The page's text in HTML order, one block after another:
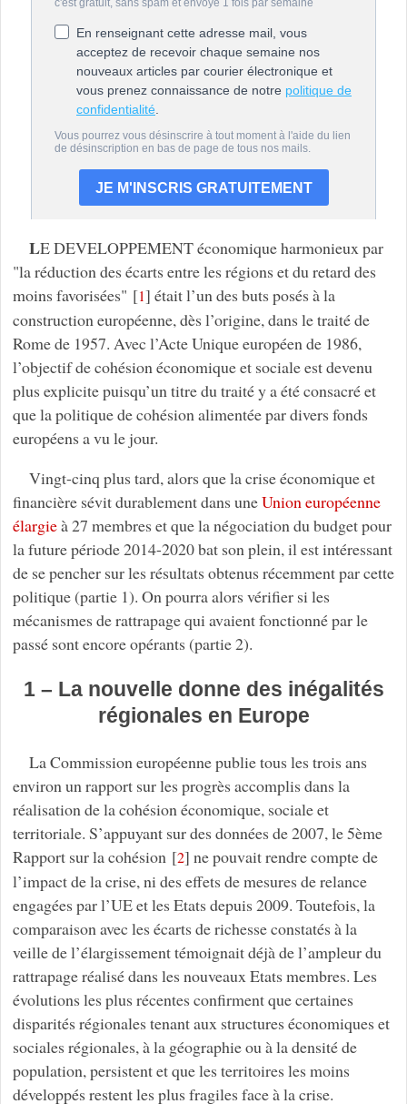
LE DEVELOPPEMENT économique harmonieux par
"la réduction des écarts entre les régions et du retard des
moins favorisées" [1] était l’un des buts posés à la
construction européenne, dès l’origine, dans le traité de
Rome de 1957. Avec l’Acte Unique européen de 1986,
l’objectif de cohésion économique et sociale est devenu
plus explicite puisqu’un titre du traité y a été consacré et
que la politique de cohésion alimentée par divers fonds
européens a vu le jour.
Vingt-cinq plus tard, alors que la crise économique et
financière sévit durablement dans uneUnion européenne
élargieà 27 membres et que la négociation du budget pour
la future période 2014-2020 bat son plein, il est intéressant
de se pencher sur les résultats obtenus récemment par cette
politique (partie 1). On pourra alors vérifier si les
mécanismes de rattrapage qui avaient fonctionné par le
passé sont encore opérants (partie 2).
1 – La nouvelle donne des inégalités
régionales en Europe
La Commission européenne publie tous les trois ans
environ un rapport sur les progrès accomplis dans la
réalisation de la cohésion économique, sociale et
territoriale. S’appuyant sur des données de 2007, le 5ème
Rapport sur la cohésion [2] ne pouvait rendre compte de
l’impact de la crise, ni des effets de mesures de relance
engagées par l’UE et les Etats depuis 2009. Toutefois, la
comparaison avec les écarts de richesse constatés à la
veille de l’élargissement témoignait déjà de l’ampleur du
rattrapage réalisé dans les nouveaux Etats membres. Les
évolutions les plus récentes confirment que certaines
disparités régionales tenant aux structures économiques et
sociales régionales, à la géographie ou à la densité de
population, persistent et que les territoires les moins
développés restent les plus fragiles face à la crise.